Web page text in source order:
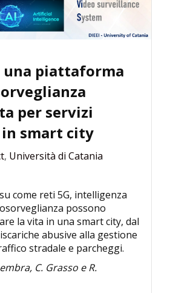
una piattaforma
per servizi
smart city
, Università di Catania
come reti 5G, intelligenza
possono
la vita in una smart city, dal
abusive alla gestione
stradale e parcheggi.
C. Grasso e R.